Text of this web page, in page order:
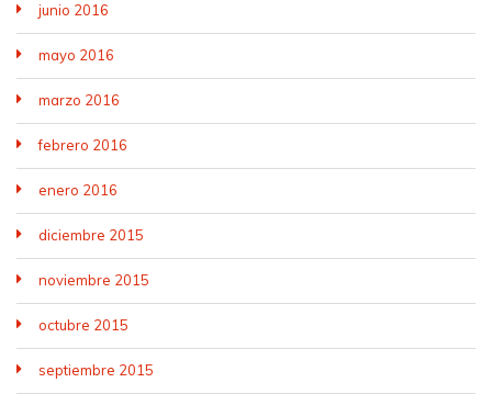
junio 2016
mayo 2016
marzo 2016
febrero 2016
enero 2016
diciembre 2015
noviembre 2015
octubre 2015
septiembre 2015